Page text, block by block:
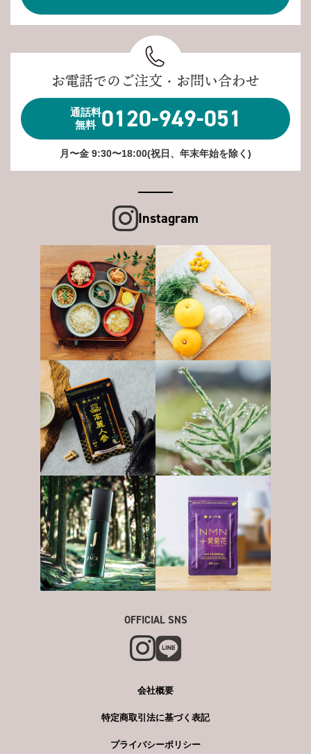
お電話でのご注文・お問い合わせ
通話料
無料 0120-949-051
月〜金 9:30〜18:00(祝日、年末年始を除く)
Instagram
OFFICIAL SNS
会社概要
特定商取引法に基づく表記
プライバシーポリシー